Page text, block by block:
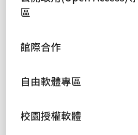
區
館際合作
自由軟體專區
校園授權軟體